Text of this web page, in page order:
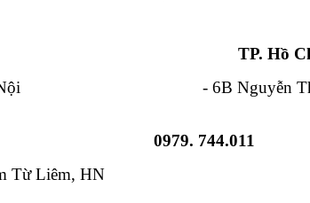
Hồ Chí
Hà Nội - 6B Nguyễn Thái
0979. 744.011
Long, Nam Từ